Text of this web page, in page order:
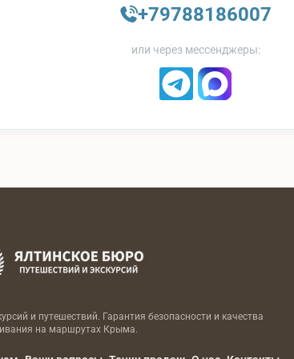
+79788186007
или через мессенджеры:
и путешествий. Гарантия безопасности и качества
на маршрутах Крыма.